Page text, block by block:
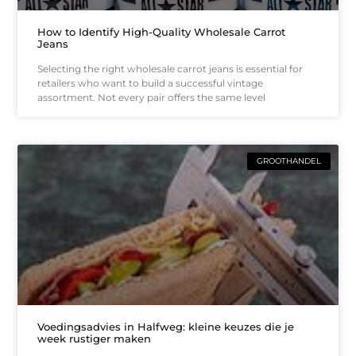
How to Identify High-Quality Wholesale Carrot
Jeans
Selecting the right wholesale carrot jeans is essential for
retailers who want to build a successful vintage
assortment. Not every pair offers the same level
GROOTHANDEL
Voedingsadvies in Halfweg: kleine keuzes die je
week rustiger maken